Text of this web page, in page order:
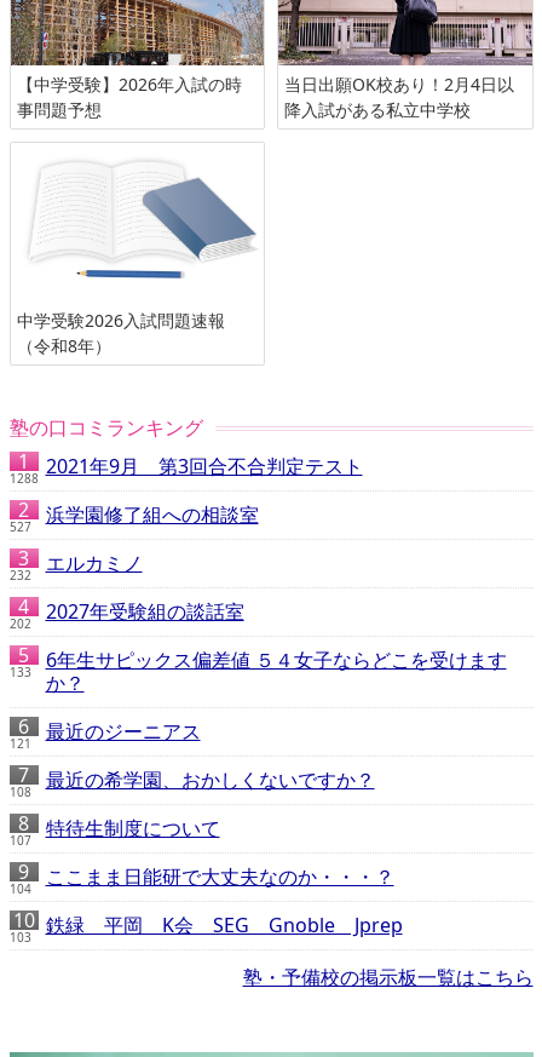
【中学受験】2026年入試の時
事問題予想
当日出願OK校あり！2月4日以
降入試がある私立中学校
中学受験2026入試問題速報
（令和8年）
塾の口コミランキング
1288 2021年9月 第3回合不合判定テスト
527 浜学園修了組への相談室
232 エルカミノ
202 2027年受験組の談話室
133
6年生サピックス偏差値 ５４女子ならどこを受けます
か？
121 最近のジーニアス
108 最近の希学園、おかしくないですか？
107 特待生制度について
104 ここまま日能研で大丈夫なのか・・・？
103
鉄緑 平岡 K会 SEG Gnoble Jprep
塾・予備校の掲示板一覧はこちら